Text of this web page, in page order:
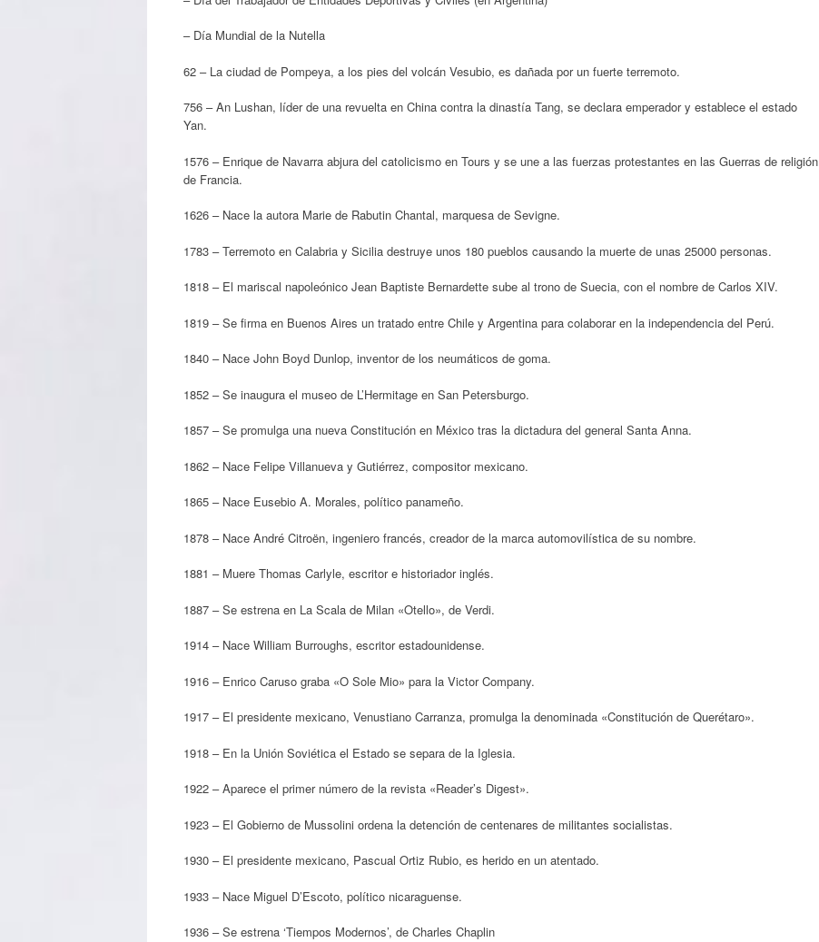
– Día Mundial de la Nutella
62 – La ciudad de Pompeya, a los pies del volcán Vesubio, es dañada por un fuerte terremoto.
756 – An Lushan, líder de una revuelta en China contra la dinastía Tang, se declara emperador y establece el estado
Yan.
1576 – Enrique de Navarra abjura del catolicismo en Tours y se une a las fuerzas protestantes en las Guerras de religión
de Francia.
1626 – Nace la autora Marie de Rabutin Chantal, marquesa de Sevigne.
1783 – Terremoto en Calabria y Sicilia destruye unos 180 pueblos causando la muerte de unas 25000 personas.
1818 – El mariscal napoleónico Jean Baptiste Bernardette sube al trono de Suecia, con el nombre de Carlos XIV.
1819 – Se firma en Buenos Aires un tratado entre Chile y Argentina para colaborar en la independencia del Perú.
1840 – Nace John Boyd Dunlop, inventor de los neumáticos de goma.
1852 – Se inaugura el museo de L’Hermitage en San Petersburgo.
1857 – Se promulga una nueva Constitución en México tras la dictadura del general Santa Anna.
1862 – Nace Felipe Villanueva y Gutiérrez, compositor mexicano.
1865 – Nace Eusebio A. Morales, político panameño.
1878 – Nace André Citroën, ingeniero francés, creador de la marca automovilística de su nombre.
1881 – Muere Thomas Carlyle, escritor e historiador inglés.
1887 – Se estrena en La Scala de Milan «Otello», de Verdi.
1914 – Nace William Burroughs, escritor estadounidense.
1916 – Enrico Caruso graba «O Sole Mio» para la Victor Company.
1917 – El presidente mexicano, Venustiano Carranza, promulga la denominada «Constitución de Querétaro».
1918 – En la Unión Soviética el Estado se separa de la Iglesia.
1922 – Aparece el primer número de la revista «Reader’s Digest».
1923 – El Gobierno de Mussolini ordena la detención de centenares de militantes socialistas.
1930 – El presidente mexicano, Pascual Ortiz Rubio, es herido en un atentado.
1933 – Nace Miguel D’Escoto, político nicaraguense.
1936 – Se estrena ‘Tiempos Modernos’, de Charles Chaplin